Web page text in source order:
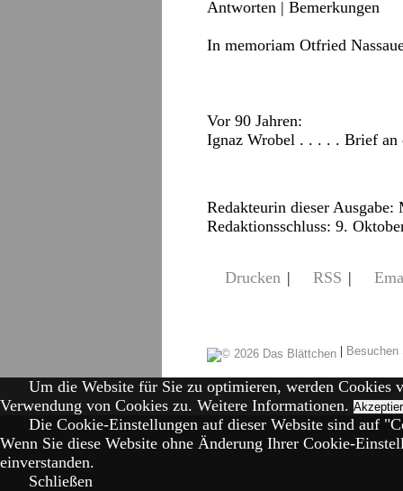
Antworten | Bemerkungen
In memoriam Otfried
Vor 90 Jahren:
Ignaz Wrobel . . . . . Brief
Redakteurin dieser
Redaktionsschluss: 9.
Drucken | RSS |
|
Um die Website für Sie zu optimieren, werden Cookies
Verwendung von Cookies zu. Weitere Informationen.
Die Cookie-Einstellungen auf dieser Website sind auf
Wenn Sie diese Website ohne Änderung Ihrer Cookie-
einverstanden.
Schließen